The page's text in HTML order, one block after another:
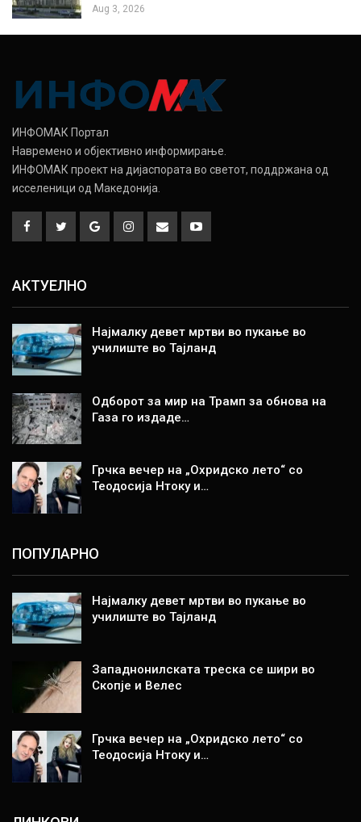
Aug 3, 2026
ИНФОМАК Портал
Навремено и објективно информирање.
ИНФОМАК проект на дијаспората во светот, поддржана од
исселеници од Македонија.
АКТУЕЛНО
Најмалку девет мртви во пукање во
училиште во Тајланд
Одборот за мир на Трамп за обнова на
Газа го издаде…
Грчка вечер на „Охридско лето“ со
Теодосија Нтоку и…
ПОПУЛАРНО
Најмалку девет мртви во пукање во
училиште во Тајланд
Западнонилската треска се шири во
Скопје и Велес
Грчка вечер на „Охридско лето“ со
Теодосија Нтоку и…